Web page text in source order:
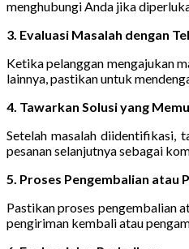
menghubungi Anda jika
3. Evaluasi Masalah dengan
Ketika pelanggan mengajukan
lainnya, pastikan untuk
4. Tawarkan Solusi yang
Setelah masalah diidentifikasi,
pesanan selanjutnya sebagai
5. Proses Pengembalian atau
Pastikan proses pengembalian
pengiriman kembali atau